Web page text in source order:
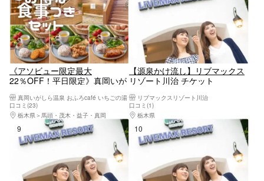
《アソビュー限定最大
22％OFF！平日限定》真岡いが
お得な食事付きパッケージプラ
ン
真岡いがしら温泉 おふろcafé いちごの湯
口コミ(23)
栃木県
馬頭・茂木・益子・真岡
【源泉かけ流し】リブマックス
リゾート川治 チケット
リブマックスリゾート川治
口コミ(1)
栃木県
9位 10位